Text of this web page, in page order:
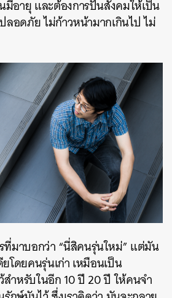
มีอายุ และต้องการปั้นสังคมให้เป็น
ลอดภัย ไม่ก้าวหน้ามากเกินไป ไม่
ที่มาบอกว่า “นี่สิคนรุ่นใหม่” แต่มัน
โดยคนรุ่นเก่า เหมือนเป็น
ำหรับในอีก 10 ปี 20 ปี ให้คนจำ